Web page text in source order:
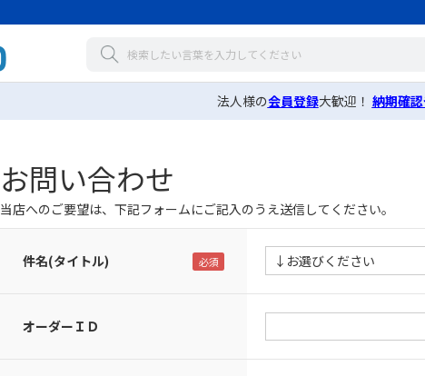
法人様の会員登録大歓迎！ 納期確
お問い合わせ
当店へのご要望は、下記フォームにご記入のうえ送信してください。
件名(タイトル)
オーダーＩＤ